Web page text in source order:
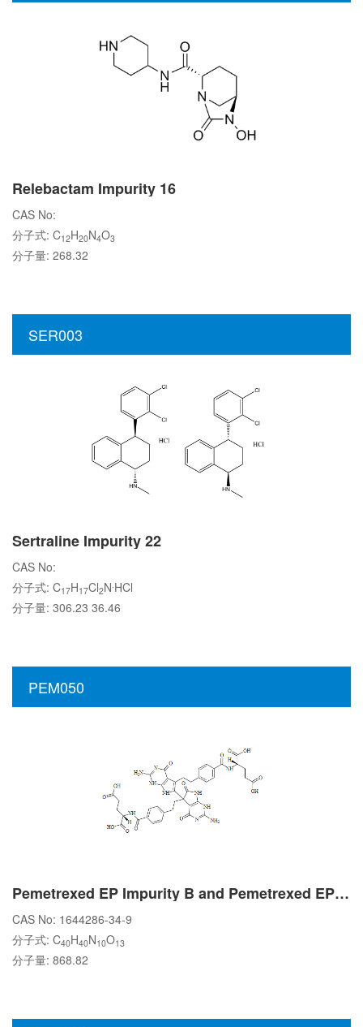
Relebactam Impurity 16
CAS No:
分子式: C12H20N4O3
分子量: 268.32
SER003
Sertraline Impurity 22
CAS No:
分子式: C17H17Cl2N HCl
分子量: 306.23 36.46
PEM050
Pemetrexed EP Impurity B and Pemetrexed EP Impurity C
CAS No: 1644286-34-9
分子式: C40H40N10O13
分子量: 868.82